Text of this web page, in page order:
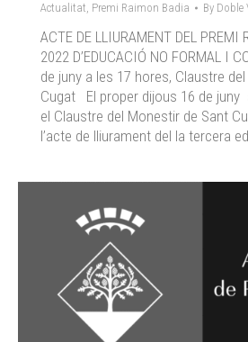
Actualitat, Premi Raimon Badia By Doble
ACTE DE LLIURAMENT DEL PREMI
2022 D’EDUCACIÓ NO FORMAL I
de juny a les 17 hores, Claustre
Cugat El proper dijous 16 de juny
el Claustre del Monestir de Sant
l’acte de lliurament del la tercera